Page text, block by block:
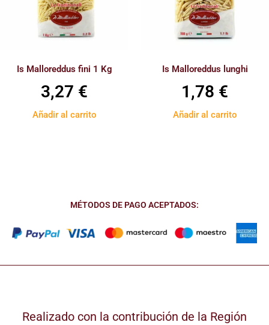
Is Malloreddus fini 1 Kg
3,27 €
Añadir al carrito
Is Malloreddus lunghi
1,78 €
Añadir al carrito
MÉTODOS DE PAGO ACEPTADOS:
Realizado con la contribución de la Región